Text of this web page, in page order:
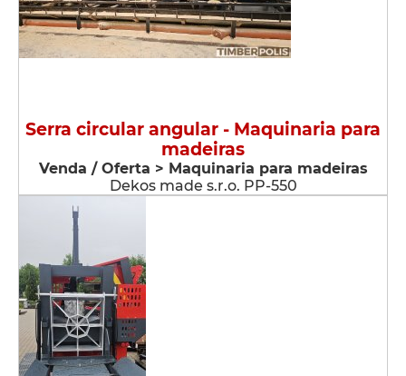
Serra circular angular - Maquinaria para
madeiras
Venda / Oferta > Maquinaria para madeiras
Dekos made s.r.o. PP-550